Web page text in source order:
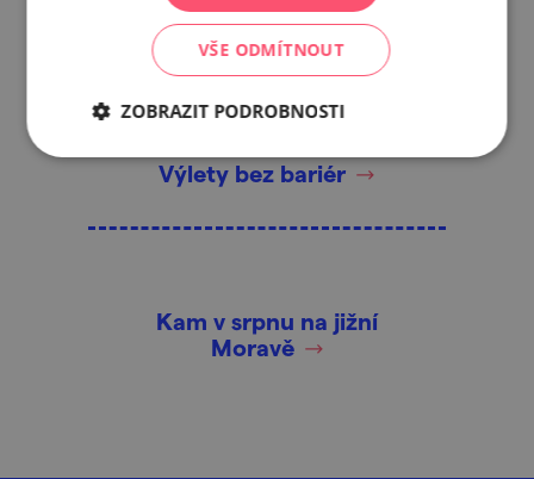
Tuhle dovolenou řídím já
Výlety bez bariér
Kam v srpnu na jižní
Moravě
VŠE ODMÍTNOUT
ZOBRAZIT PODROBNOSTI